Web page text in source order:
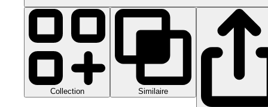
Collection Similaire